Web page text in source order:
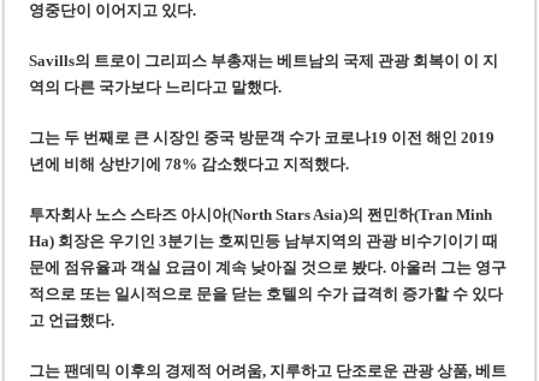
영중단이 이어지고 있다.
Savills의 트로이 그리피스 부총재는 베트남의 국제 관광 회복이 이 지
역의 다른 국가보다 느리다고 말했다.
그는 두 번째로 큰 시장인 중국 방문객 수가 코로나19 이전 해인 2019
년에 비해 상반기에 78% 감소했다고 지적했다.
투자회사 노스 스타즈 아시아(North Stars Asia)의 쩐민하(Tran Minh
Ha) 회장은 우기인 3분기는 호찌민등 남부지역의 관광 비수기이기 때
문에 점유율과 객실 요금이 계속 낮아질 것으로 봤다. 아울러 그는 영구
적으로 또는 일시적으로 문을 닫는 호텔의 수가 급격히 증가할 수 있다
고 언급했다.
그는 팬데믹 이후의 경제적 어려움, 지루하고 단조로운 관광 상품, 베트